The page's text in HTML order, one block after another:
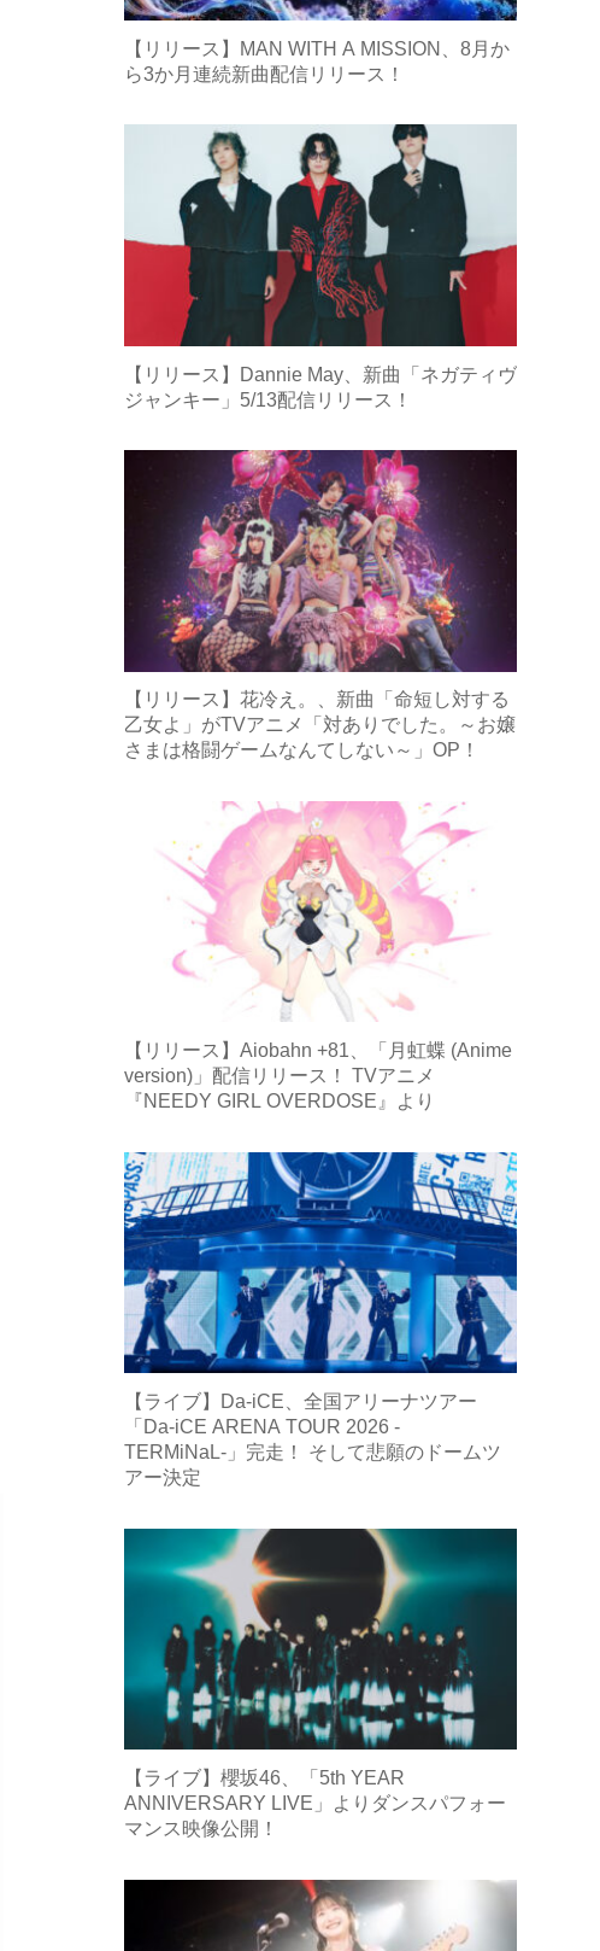
【リリース】MAN WITH A MISSION、8月か
ら3か月連続新曲配信リリース！
【リリース】Dannie May、新曲「ネガティヴ
ジャンキー」5/13配信リリース！
【リリース】花冷え。、新曲「命短し対する
乙女よ」がTVアニメ「対ありでした。～お嬢
さまは格闘ゲームなんてしない～」OP！
【リリース】Aiobahn +81、「月虹蝶 (Anime
version)」配信リリース！ TVアニメ
『NEEDY GIRL OVERDOSE』より
【ライブ】Da-iCE、全国アリーナツアー
「Da-iCE ARENA TOUR 2026 -
TERMiNaL-」完走！ そして悲願のドームツ
アー決定
【ライブ】櫻坂46、「5th YEAR
ANNIVERSARY LIVE」よりダンスパフォー
マンス映像公開！